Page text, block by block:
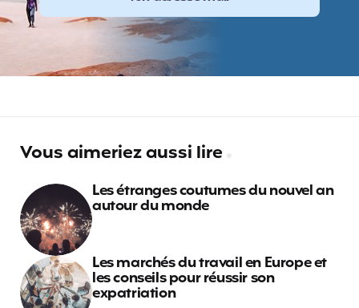
Vous aimeriez aussi lire
Les étranges coutumes du nouvel an
autour du monde
Les marchés du travail en Europe et
les conseils pour réussir son
expatriation